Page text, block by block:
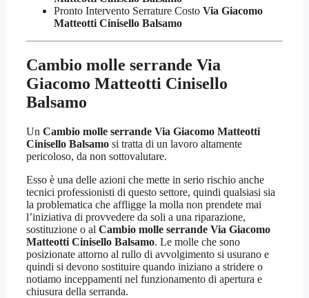
Pronto Intervento Serrature Costo Via Giacomo
Matteotti Cinisello Balsamo
Cambio molle serrande Via
Giacomo Matteotti Cinisello
Balsamo
Un Cambio molle serrande Via Giacomo Matteotti
Cinisello Balsamo si tratta di un lavoro altamente
pericoloso, da non sottovalutare.
Esso è una delle azioni che mette in serio rischio anche
tecnici professionisti di questo settore, quindi qualsiasi sia
la problematica che affligge la molla non prendete mai
l’iniziativa di provvedere da soli a una riparazione,
sostituzione o al Cambio molle serrande Via Giacomo
Matteotti Cinisello Balsamo. Le molle che sono
posizionate attorno al rullo di avvolgimento si usurano e
quindi si devono sostituire quando iniziano a stridere o
notiamo inceppamenti nel funzionamento di apertura e
chiusura della serranda.